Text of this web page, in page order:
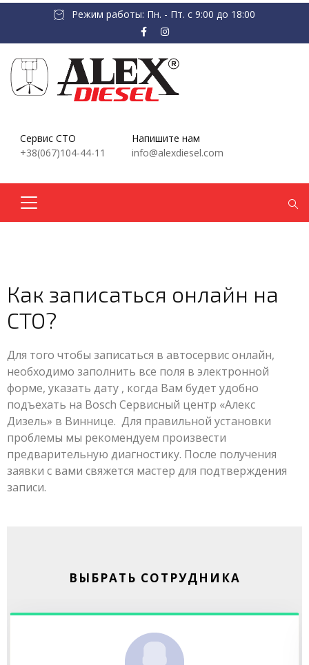
Режим работы: Пн. - Пт. с 9:00 до 18:00
Сервис СТО
+38(067)104-44-11
Напишите нам
info@alexdiesel.com
Как записаться онлайн на
СТО?
Для того чтобы записаться в автосервис онлайн,
необходимо заполнить все поля в электронной
форме, указать дату , когда Вам будет удобно
подъехать на Bosch Сервисный центр «Алекс
Дизель» в Виннице. Для правильной установки
проблемы мы рекомендуем произвести
предварительную диагностику. После получения
заявки с вами свяжется мастер для подтверждения
записи.
ВЫБРАТЬ СОТРУДНИКА